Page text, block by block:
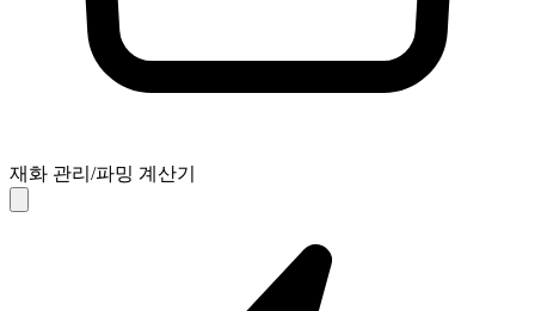
재화 관리/파밍 계산기